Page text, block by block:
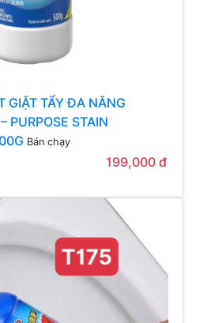
GIẶT TẨY ĐA NĂNG
PURPOSE STAIN
Bán chạy
199,000 đ